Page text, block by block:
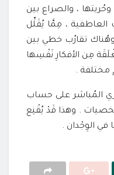
، والصراع بين
العاطفية ، مِمَّا يُقَلِّل
وهُناك تقارُب خطي بين
مِن الأفكارِ نَفْسِها
مختلفة .
المُباشر على حساب
. وهذا قَدْ يُقْنِع
في الوِجْدان .